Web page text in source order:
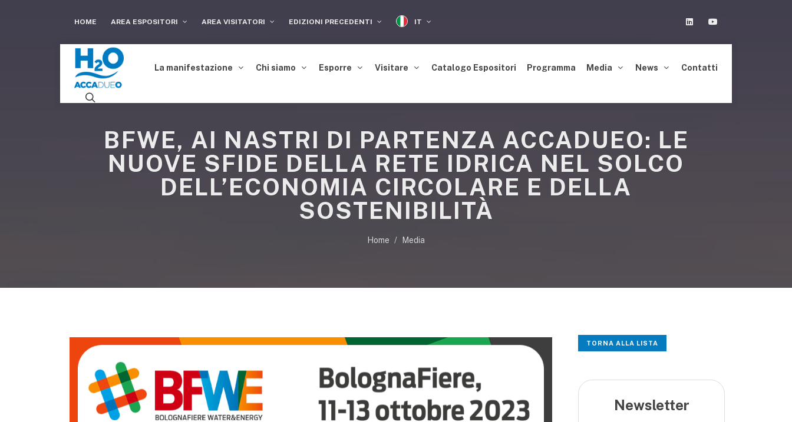
HOME AREA ESPOSITORI AREA VISITATORI EDIZIONI PRECEDENTI IT Linkedin
La manifestazione Chi siamo Esporre Visitare Catalogo Espositori Programma Media News Contatti
BFWE, AI NASTRI DI PARTENZA ACCADUEO: LE
NUOVE SFIDE DELLA RETE IDRICA NEL SOLCO
DELL’ECONOMIA CIRCOLARE E DELLA
SOSTENIBILITÀ
Home Media
TORNA ALLA LISTA
Newsletter